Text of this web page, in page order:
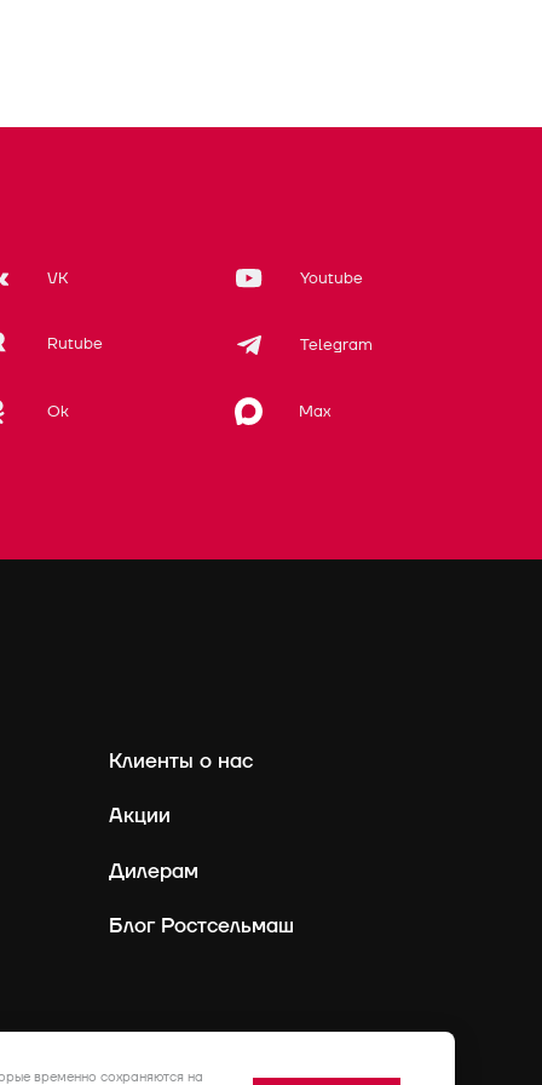
VK Youtube
Rutube Telegram
Ok Max
Клиенты о нас
Акции
Дилерам
Блог Ростсельмаш
временно сохраняются на